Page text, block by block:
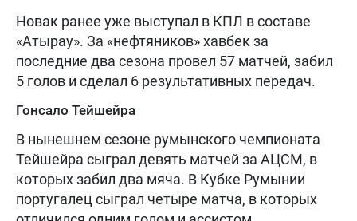
Новак ранее уже выступал в КПЛ в составе
«Атырау». За «нефтяников» хавбек за
последние два сезона провел 57 матчей, забил
5 голов и сделал 6 результативных передач.
Гонсало Тейшейра
В нынешнем сезоне румынского чемпионата
Тейшейра сыграл девять матчей за АЦСМ, в
которых забил два мяча. В Кубке Румынии
португалец сыграл четыре матча, в которых